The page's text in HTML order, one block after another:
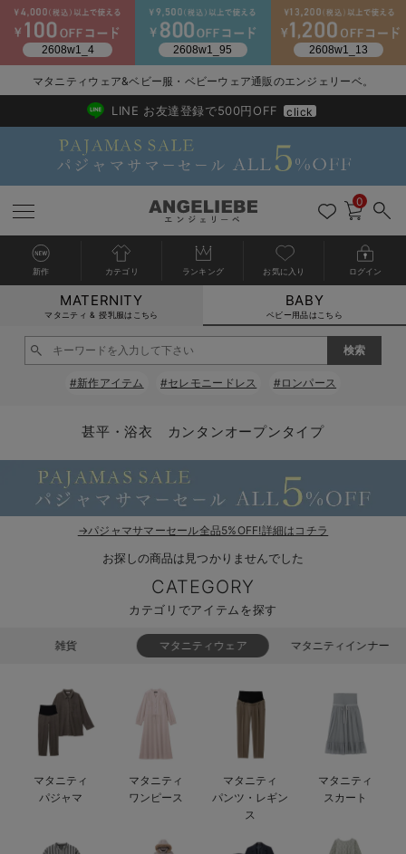
新生児服全て
ベビー服全て
ロンパース・カバーオール
ベビー ブルマ
ベビー スカート
ベビー セットアップ
ベビー帽子（新生児・乳児）
新生児スリーパー・ベビーパジャマ
ベビーシューズ・ファーストシューズ・ベビー靴下
シーズンアイテム全て
ベビー・新生児 寝具全て
ベビーベッド・布団 （ベビー・新生児）
ベビー 雑貨全て
ベビーチェア（ハイローチェア）・ベビーラック
ベビー 雑貨 小物
ベビー安全グッズ
授乳・調乳・お食事
赤ちゃん 洗剤・洗濯用品・お掃除
赤ちゃん お風呂・ベビースキンケア
おむつ関連グッズ
お出かけグッズ全て
ベビー｜季節の特集全て
猛暑からベビーを守るひんやりグッズ
ベビーの動物なりきり特集
ベビー 夏のお役立ちグッズ特集
【素材別】ベビーロンパース特集
アウトレット全て
【アウトレット】ワンピース
【アウトレット】パジャマ
【アウトレット】インナー
【アウトレット】ベビー
特集全て
抗菌防臭加工
コットン素材
ブラトップ
快適機能ウェア特集 トップス
快適機能ウェア特集 ボトムス
快適機能ウェア特集 パジャマ
再入荷全て
再入荷｜インナー
戻る
送料無料アイテム全て
ワンピース
スカート
パジャマ
インナー
ベビー
戻る
ブラキャミ おまとめ
MAX55%OFF ブラックフ
戻る
【37周年祭セール】
【37周年祭セール】
戻る
気温差別オススメア
【15℃】3月下旬～
戻る
動きやすく着回しで
戻る
強撚スムース(コスパ
戻る
マタニティウェア
【おまとめ割】パジ
戻る
こだわりの履き心地
カジュアル
オフィス
戻る
ジャケット派
きれいめ美脚パンツ派
ツィード派
王道シンプル派
戻る
出産準備応援割全て
マタニティパジャマ
戻る
【オフィスカジュア
戻る
レギンスタイプ
戻る
【フォーマル】ワン
戻る
【ベビー】長袖
戻る
ハンカチ
短肌着
セット
戻る
快適ウェア10%OFF
快適ウェア10%OFF
戻る
春のマタニティワン
セットアップ・ レイ
ジャンパースカート/
ワーク・オフィス
カジュアル
あったかアイテム｜
戻る
Gift Selection 出産
〜3,000円（税込）
10,001円（税込）〜
女の子におススメの
男の子におススメの
もらって嬉しいギフト
何枚あっても嬉しい
長く使えるアイテム
お部屋映えアイテム
戻る
冬の冷え対策インナ
薄くてあったか
保温&リカバリー
レギンス・タイツ
カップ付きインナー
裏起毛素材
戻る
入院準備の持ち物チ
入院してすぐ使うグ
戻る
冬のあったか特集全て
【冬のあったか特集
【冬のあったか特集
マタニティウェア&ベビー服・ベビーウェア通販のエンジェリーベ。
2026/NewArrival
送料495円(一部地域を除く) 7,700円以上で送料無料
LINE お友達登録で500円OFF click
0
新作 カテゴリ ランキング お気に入り ログイン
MATERNITY
マタニティ & 授乳服はこちら
BABY
ベビー用品はこちら
#新作アイテム #セレモニードレス #ロンパース
甚平・浴衣 カンタンオープンタイプ
→パジャマサマーセール全品5%OFF!詳細はコチラ
お探しの商品は見つかりませんでした
CATEGORY
カテゴリでアイテムを探す
雑貨 マタニティウェア マタニティインナー
マタニティ
パジャマ
マタニティ
ワンピース
マタニティ
パンツ・レギン
ス
マタニティ
スカート
カートに入れる
閉じる